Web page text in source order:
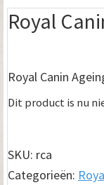
Royal
Royal Canin
Dit product is nu
SKU: rca
Categorieën: